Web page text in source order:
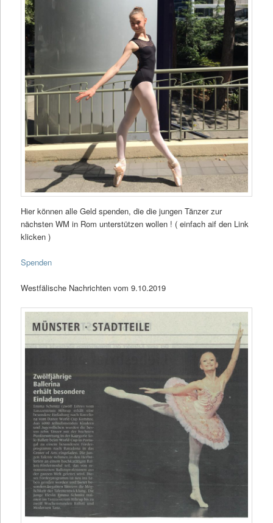
Hier können alle Geld spenden, die die jungen Tänzer zur
nächsten WM in Rom unterstützen wollen ! ( einfach aif den Link
klicken )
Spenden
Westfälische Nachrichten vom 9.10.2019